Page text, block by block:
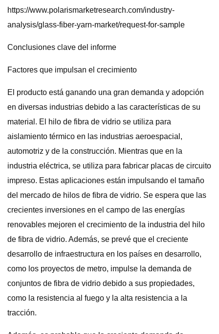
https://www.polarismarketresearch.com/industry-
analysis/glass-fiber-yarn-market/request-for-sample
Conclusiones clave del informe
Factores que impulsan el crecimiento
El producto está ganando una gran demanda y adopción
en diversas industrias debido a las características de su
material. El hilo de fibra de vidrio se utiliza para
aislamiento térmico en las industrias aeroespacial,
automotriz y de la construcción. Mientras que en la
industria eléctrica, se utiliza para fabricar placas de circuito
impreso. Estas aplicaciones están impulsando el tamaño
del mercado de hilos de fibra de vidrio. Se espera que las
crecientes inversiones en el campo de las energías
renovables mejoren el crecimiento de la industria del hilo
de fibra de vidrio. Además, se prevé que el creciente
desarrollo de infraestructura en los países en desarrollo,
como los proyectos de metro, impulse la demanda de
conjuntos de fibra de vidrio debido a sus propiedades,
como la resistencia al fuego y la alta resistencia a la
tracción.